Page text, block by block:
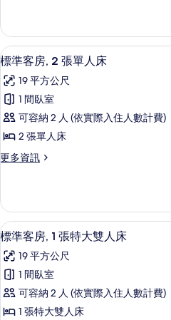
加
大
雙
人
床
的
所
有
客
房,
1
加
大
雙
人
床
詳
顯
示
標
準
客
2
單
人
床
的
所
有
相
10
標準客房, 2 張單人床
19 平方公尺
1 間臥室
可容納 2 人 (依實際入住人數計費)
2 張單人床
更多資訊
更
客
房,
2
單
人
床
的
詳
顯
示
標
準
客
7
標準客房, 1 張特大雙人床
19 平方公尺
1 間臥室
可容納 2 人 (依實際入住人數計費)
1 張特大雙人床